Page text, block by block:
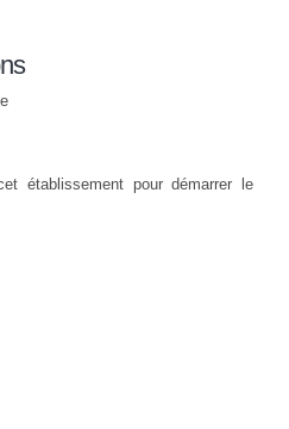
établissement pour démarrer le